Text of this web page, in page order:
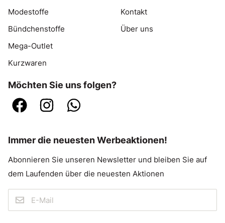
Modestoffe
Bündchenstoffe
Mega-Outlet
Kurzwaren
Kontakt
Über uns
Möchten Sie uns folgen?
Immer die neuesten Werbeaktionen!
Abonnieren Sie unseren Newsletter und bleiben Sie auf
dem Laufenden über die neuesten Aktionen